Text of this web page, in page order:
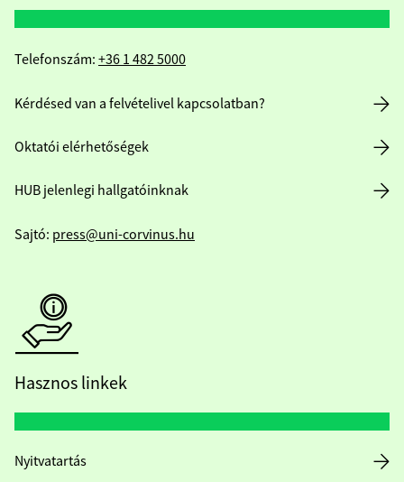
Telefonszám: +36 1 482 5000
Kérdésed van a felvételivel kapcsolatban?
Oktatói elérhetőségek
HUB jelenlegi hallgatóinknak
Sajtó: press@uni-corvinus.hu
Hasznos linkek
Nyitvatartás